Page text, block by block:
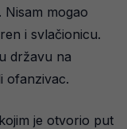
mogao
i svlačionicu.
državu na
ofanzivac.
je otvorio put